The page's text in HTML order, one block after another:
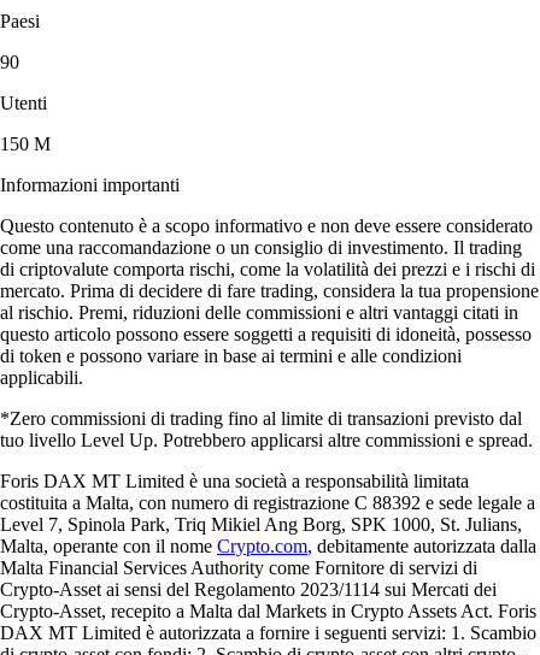
Paesi
90
Utenti
150 M
Informazioni importanti
Questo contenuto è a scopo informativo e non deve essere considerato
come una raccomandazione o un consiglio di investimento. Il trading
di criptovalute comporta rischi, come la volatilità dei prezzi e i rischi di
mercato. Prima di decidere di fare trading, considera la tua propensione
al rischio. Premi, riduzioni delle commissioni e altri vantaggi citati in
questo articolo possono essere soggetti a requisiti di idoneità, possesso
di token e possono variare in base ai termini e alle condizioni
applicabili.
*Zero commissioni di trading fino al limite di transazioni previsto dal
tuo livello Level Up. Potrebbero applicarsi altre commissioni e spread.
Foris DAX MT Limited è una società a responsabilità limitata
costituita a Malta, con numero di registrazione C 88392 e sede legale a
Level 7, Spinola Park, Triq Mikiel Ang Borg, SPK 1000, St. Julians,
Malta, operante con il nome Crypto.com, debitamente autorizzata dalla
Malta Financial Services Authority come Fornitore di servizi di
Crypto-Asset ai sensi del Regolamento 2023/1114 sui Mercati dei
Crypto-Asset, recepito a Malta dal Markets in Crypto Assets Act. Foris
DAX MT Limited è autorizzata a fornire i seguenti servizi: 1. Scambio